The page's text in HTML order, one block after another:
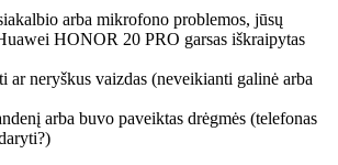
arba mikrofono problemos, jūsų
HONOR 20 PRO garsas iškraipytas
ar neryškus vaizdas (neveikianti galinė arba
arba buvo paveiktas drėgmės (telefonas